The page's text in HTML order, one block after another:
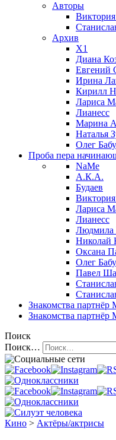
Авторы
Архив
X1
Диана
Евгений
Ирина
Кирилл
Лариса
Лианесс
Марина
Наталья
Олег
Проба пера
NaMe
А.К.А.
Будаев
Лариса
Лианесс
Людмила
Николай
Оксана
Олег
Павел
Знакомства партнёр
Знакомства партнёр
Поиск
Поиск…
Кино > Актёры/актрисы